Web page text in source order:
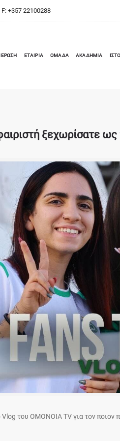
+357 22100288
ΕΤΑΙΡΙΑ ΟΜΑΔΑ ΑΚΑΔΗΜΙΑ
ξεχωρίσατε
του ΟΜΟΝΟΙΑ TV για τον ποιον